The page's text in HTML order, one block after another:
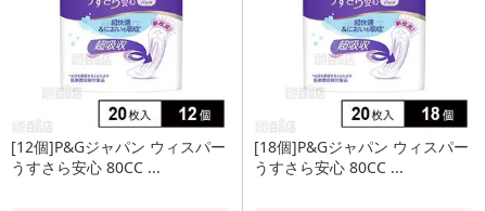
[12個]P&Gジャパン ウィスパー
うすさら安心 80CC ...
[18個]P&Gジャパン ウィスパー
うすさら安心 80CC ...